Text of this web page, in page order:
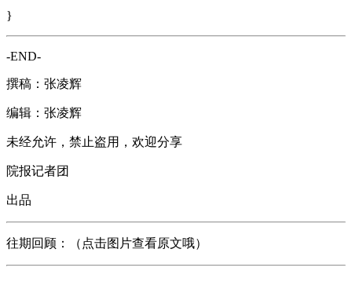
}
-END-
撰稿：张凌辉
编辑：张凌辉
未经允许，禁止盗用，欢迎分享
院报记者团
出品
往期回顾：（点击图片查看原文哦）